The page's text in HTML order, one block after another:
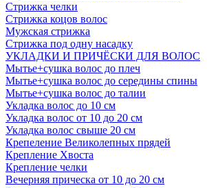
Стрижка челки
Стрижка коцов волос
Мужская стрижка
Стрижка под одну насадку
УКЛАДКИ И ПРИЧЁСКИ ДЛЯ ВОЛОС
Мытье+сушка волос до плеч
Мытье+сушка волос до середины спины
Мытье+сушка волос до талии
Укладка волос до 10 см
Укладка волос от 10 до 20 см
Укладка волос свыше 20 см
Крепеление Великолепных прядей
Крепление Хвоста
Крепление челки
Вечерняя прическа от 10 до 20 см